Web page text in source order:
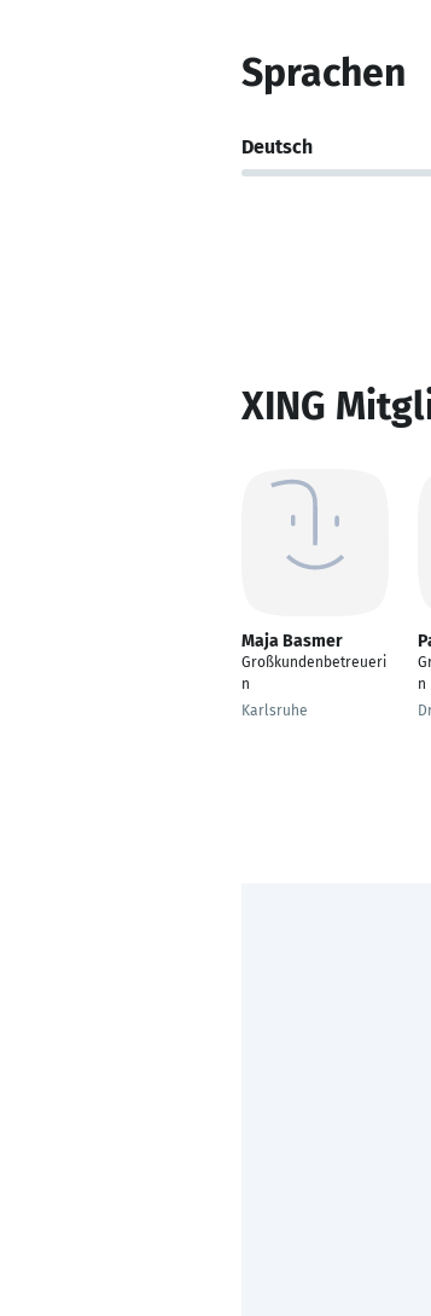
Sprachen
Deutsch
XING
Maja Basmer
Großkundenbetreueri
n
Karlsruhe
n